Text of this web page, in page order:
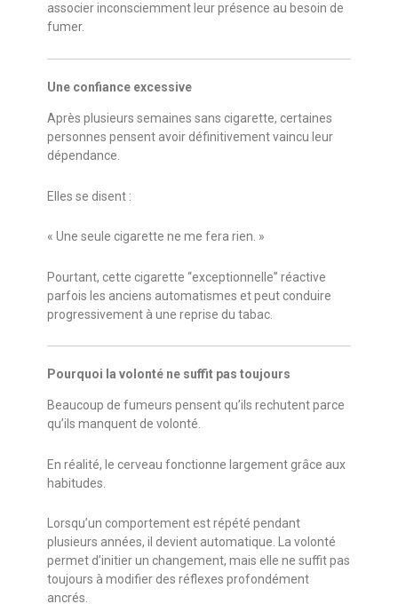
associer inconsciemment leur présence au besoin de
fumer.
Une confiance excessive
Après plusieurs semaines sans cigarette, certaines
personnes pensent avoir définitivement vaincu leur
dépendance.
Elles se disent :
« Une seule cigarette ne me fera rien. »
Pourtant, cette cigarette “exceptionnelle” réactive
parfois les anciens automatismes et peut conduire
progressivement à une reprise du tabac.
Pourquoi la volonté ne suffit pas toujours
Beaucoup de fumeurs pensent qu’ils rechutent parce
qu’ils manquent de volonté.
En réalité, le cerveau fonctionne largement grâce aux
habitudes.
Lorsqu’un comportement est répété pendant
plusieurs années, il devient automatique. La volonté
permet d’initier un changement, mais elle ne suffit pas
toujours à modifier des réflexes profondément
ancrés.